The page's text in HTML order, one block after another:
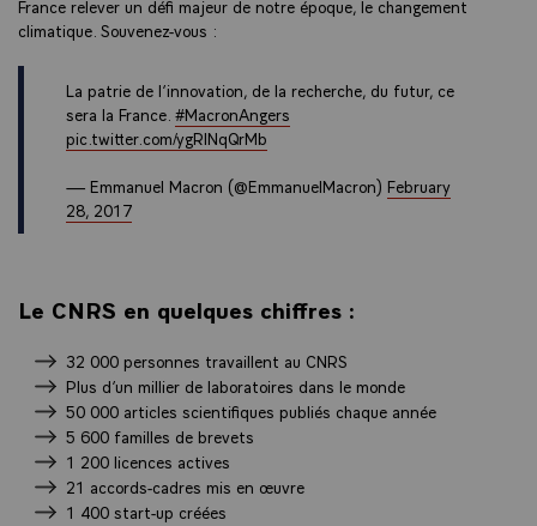
France relever un défi majeur de notre époque, le changement
climatique. Souvenez-vous :
La patrie de l’innovation, de la recherche, du futur, ce
sera la France. #MacronAngers
pic.twitter.com/ygRINqQrMb
— Emmanuel Macron (@EmmanuelMacron) February
28, 2017
Le CNRS en quelques chiffres :
32 000 personnes travaillent au CNRS
Plus d’un millier de laboratoires dans le monde
50 000 articles scientifiques publiés chaque année
5 600 familles de brevets
1 200 licences actives
21 accords-cadres mis en œuvre
1 400 start-up créées